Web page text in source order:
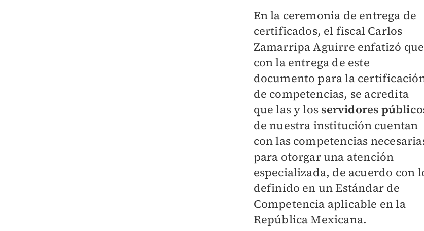
En la ceremonia de entrega de
certificados, el fiscal Carlos
Zamarripa Aguirre enfatizó
con la entrega de este
documento para la
de competencias, se acredita
que las y los servidores
de nuestra institución cuentan
con las competencias
para otorgar una atención
especializada, de acuerdo con
definido en un Estándar de
Competencia aplicable en la
República Mexicana.